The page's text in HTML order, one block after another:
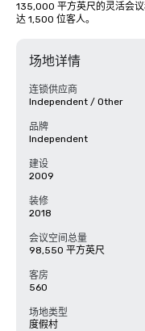
135,000 平方英尺的灵活会
达 1,500 位客人。
场地详情
连锁供应商
Independent / Other
品牌
Independent
建设
2009
装修
2018
会议空间总量
98,550 平方英尺
客房
560
场地类型
度假村